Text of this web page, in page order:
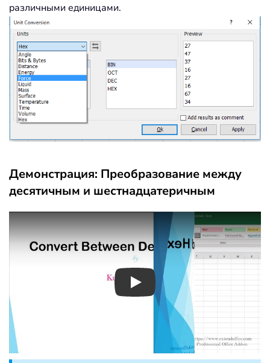
различными единицами.
Демонстрация: Преобразование между
десятичным и шестнадцатеричным
Play